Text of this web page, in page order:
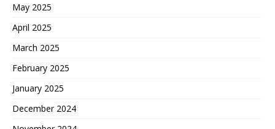
May 2025
April 2025
March 2025
February 2025
January 2025
December 2024